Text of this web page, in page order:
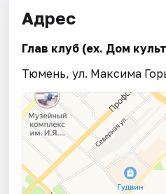
Адрес
Глав клуб (ex. Дом
Тюмень, ул. Максима